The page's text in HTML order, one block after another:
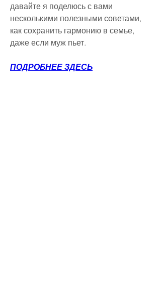
давайте я поделюсь с вами
несколькими полезными советами,
как сохранить гармонию в семье,
даже если муж пьет.
ПОДРОБНЕЕ ЗДЕСЬ